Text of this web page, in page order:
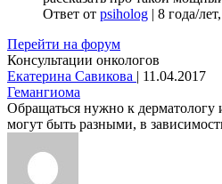
Ответ от psiholog | 8 года/
Перейти на форум
Консультации онкологов
Екатерина Савикова | 11.04.2017
Гемангиома
Обращаться нужно к дерматологу
могут быть разными, в